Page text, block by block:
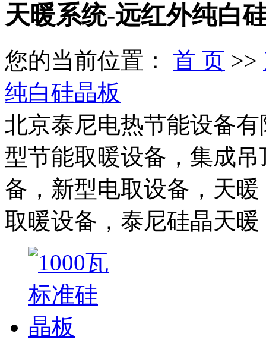
天暖系统-远红外纯白
您的当前位置： 首 页 >>
纯白硅晶板
北京泰尼电热节能设备
型节能取暖设备，集成
备，新型电取设备，天
取暖设备，泰尼硅晶天